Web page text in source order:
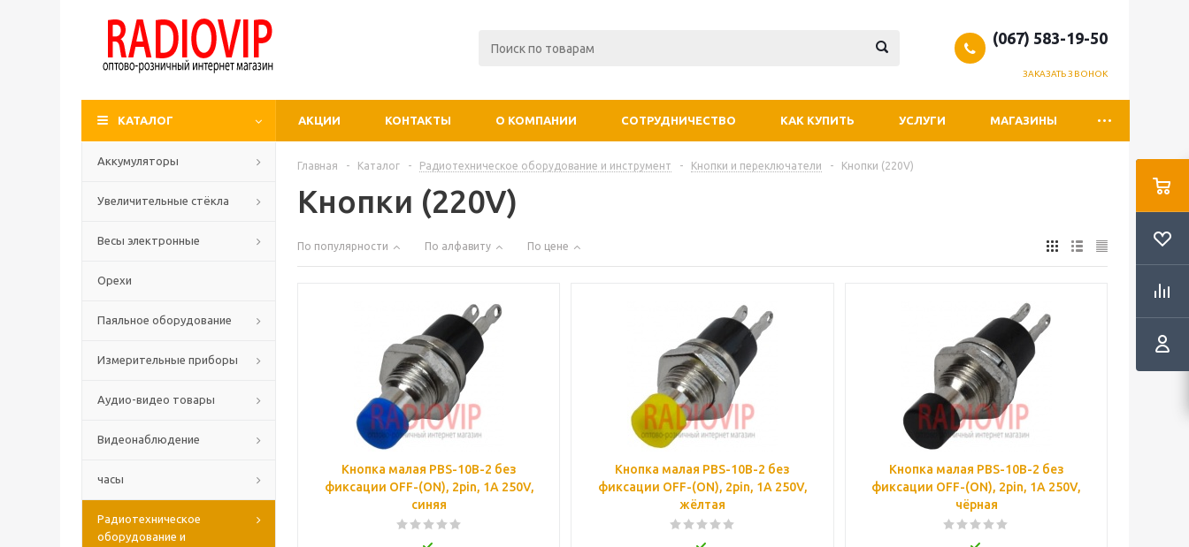
(067) 583-19-50
ЗАКАЗАТЬ ЗВОНОК
КАТАЛОГ АКЦИИ КОНТАКТЫ О КОМПАНИИ СОТРУДНИЧЕСТВО КАК КУПИТЬ УСЛУГИ МАГАЗИНЫ
Аккумуляторы
Увеличительные стёкла
Весы электронные
Орехи
Паяльное оборудование
Измерительные приборы
Аудио-видео товары
Видеонаблюдение
часы
Радиотехническое
оборудование и
Главная - Каталог - Радиотехническое оборудование и инструмент - Кнопки и переключатели - Кнопки (220V)
Кнопки (220V)
По популярности По алфавиту По цене
Кнопка малая PBS-10B-2 без
фиксации OFF-(ON), 2pin, 1А 250V,
синяя
Кнопка малая PBS-10B-2 без
фиксации OFF-(ON), 2pin, 1А 250V,
жёлтая
Кнопка малая PBS-10B-2 без
фиксации OFF-(ON), 2pin, 1А 250V,
чёрная